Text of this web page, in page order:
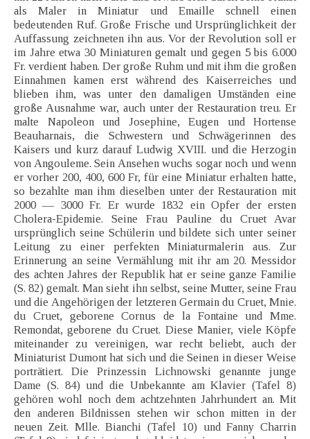
als Maler in Miniatur und Emaille schnell einen
bedeutenden Ruf. Große Frische und Ursprünglichkeit der
Auffassung zeichneten ihn aus. Vor der Revolution soll er
im Jahre etwa 30 Miniaturen gemalt und gegen 5 bis 6.000
Fr. verdient haben. Der große Ruhm und mit ihm die großen
Einnahmen kamen erst während des Kaiserreiches und
blieben ihm, was unter den damaligen Umständen eine
große Ausnahme war, auch unter der Restauration treu. Er
malte Napoleon und Josephine, Eugen und Hortense
Beauharnais, die Schwestern und Schwägerinnen des
Kaisers und kurz darauf Ludwig XVIII. und die Herzogin
von Angouleme. Sein Ansehen wuchs sogar noch und wenn
er vorher 200, 400, 600 Fr, für eine Miniatur erhalten hatte,
so bezahlte man ihm dieselben unter der Restauration mit
2000 — 3000 Fr. Er wurde 1832 ein Opfer der ersten
Cholera-Epidemie. Seine Frau Pauline du Cruet Avar
ursprünglich seine Schülerin und bildete sich unter seiner
Leitung zu einer perfekten Miniaturmalerin aus. Zur
Erinnerung an seine Vermählung mit ihr am 20. Messidor
des achten Jahres der Republik hat er seine ganze Familie
(S. 82) gemalt. Man sieht ihn selbst, seine Mutter, seine Frau
und die Angehörigen der letzteren Germain du Cruet, Mnie.
du Cruet, geborene Cornus de la Fontaine und Mme.
Remondat, geborene du Cruet. Diese Manier, viele Köpfe
miteinander zu vereinigen, war recht beliebt, auch der
Miniaturist Dumont hat sich und die Seinen in dieser Weise
porträtiert. Die Prinzessin Lichnowski genannte junge
Dame (S. 84) und die Unbekannte am Klavier (Tafel 8)
gehören wohl noch dem achtzehnten Jahrhundert an. Mit
den anderen Bildnissen stehen wir schon mitten in der
neuen Zeit. Mlle. Bianchi (Tafel 10) und Fanny Charrin